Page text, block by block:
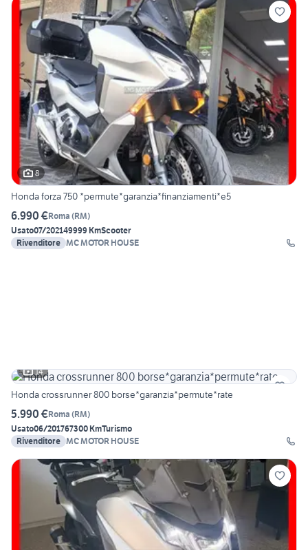
8
Honda forza 750 *permute*garanzia*finanziamenti*e5
6.990 €Roma (RM)
Usato07/202149999 KmScooter
Rivenditore MC MOTOR HOUSE
14
Honda crossrunner 800 borse*garanzia*permute*rate
5.990 €Roma (RM)
Usato06/201767300 KmTurismo
Rivenditore MC MOTOR HOUSE